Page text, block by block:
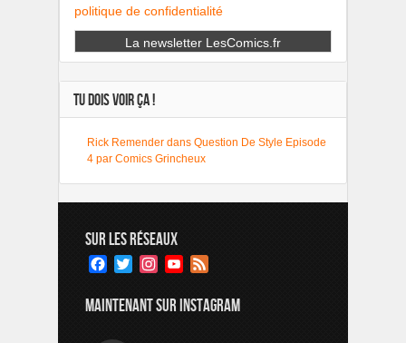
politique de confidentialité
TU DOIS VOIR ÇA !
Rick Remender dans Question De Style Episode
4 par Comics Grincheux
SUR LES RÉSEAUX
Facebook
TwitterInstagramYouTube
MAINTENANT SUR INSTAGRAM